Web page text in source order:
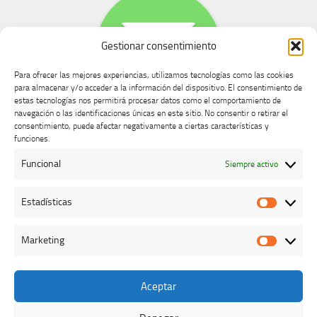
Gestionar consentimiento
Para ofrecer las mejores experiencias, utilizamos tecnologías como las cookies
para almacenar y/o acceder a la información del dispositivo. El consentimiento de
estas tecnologías nos permitirá procesar datos como el comportamiento de
navegación o las identificaciones únicas en este sitio. No consentir o retirar el
consentimiento, puede afectar negativamente a ciertas características y
funciones.
Funcional Siempre activo
Estadísticas
Marketing
Aceptar
Buzón de dudas, quejas y sugerencias
Colegio Oficial de Veterinarios de Cáceres © 2026. Todos los